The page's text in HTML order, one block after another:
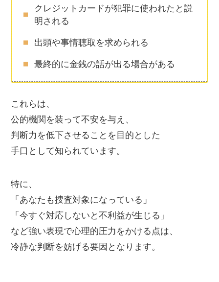
クレジットカードが犯罪に使われたと説
明される
出頭や事情聴取を求められる
最終的に金銭の話が出る場合がある
これらは、
公的機関を装って不安を与え、
判断力を低下させることを目的とした
手口として知られています。
特に、
「あなたも捜査対象になっている」
「今すぐ対応しないと不利益が生じる」
など強い表現で心理的圧力をかける点は、
冷静な判断を妨げる要因となります。